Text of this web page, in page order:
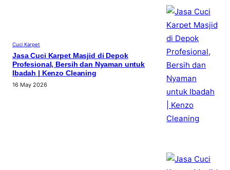
Cuci Karpet
Jasa Cuci Karpet Masjid di Depok
Profesional, Bersih dan Nyaman untuk
Ibadah | Kenzo Cleaning
16 May 2026